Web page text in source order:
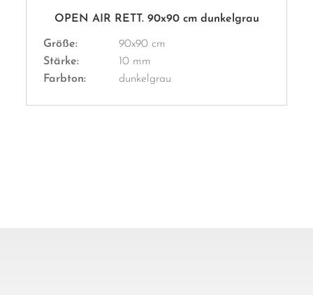
OPEN AIR RETT. 90x90 cm dunkelgrau
Größe:
90x90 cm
Stärke:
10 mm
Farbton:
dunkelgrau